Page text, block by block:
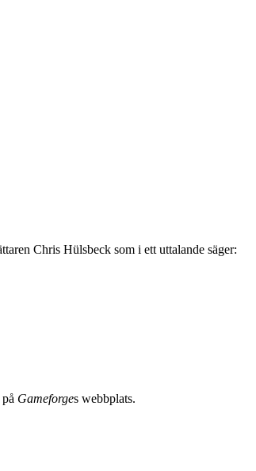
Chris Hülsbeck som i ett uttalande säger:
Gameforges webbplats.